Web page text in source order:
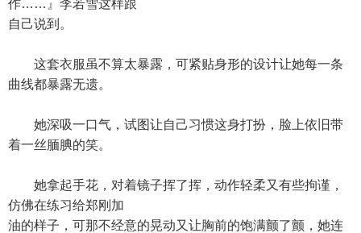
作……』李若雪这样跟
自己说到。
这套衣服虽不算太暴露，可紧贴身形的设计让她每一条
曲线都暴露无遗。
她深吸一口气，试图让自己习惯这身打扮，脸上依旧带
着一丝腼腆的笑。
她拿起手花，对着镜子挥了挥，动作轻柔又有些拘谨，
仿佛在练习给郑刚加
油的样子，可那不经意的晃动又让胸前的饱满颤了颤，她连